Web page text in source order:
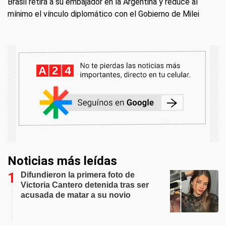
mínimo el vínculo diplomático con el Gobierno de Milei
Noticias más leídas
Difundieron la primera foto de
Victoria Cantero detenida tras ser
acusada de matar a su novio